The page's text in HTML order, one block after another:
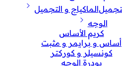
الماكياج و التجميل
الوجه
كريم الأساس
أساس و برايمر و مثبت
كونسيلر و كوركتر
بودرة الوجه